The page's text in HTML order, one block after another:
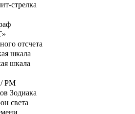
стрелка
отсчета
шкала
шкала
PM
Зодиака
света